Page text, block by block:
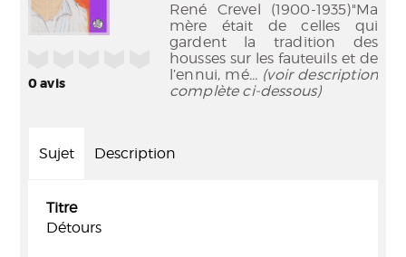
0avis
René Crevel (1900-1935)"Ma
mère était de celles qui
gardent la tradition des
housses sur les fauteuils et de
l’ennui, mé... (voir description
complète ci-dessous)
Sujet Description
Titre
Détours